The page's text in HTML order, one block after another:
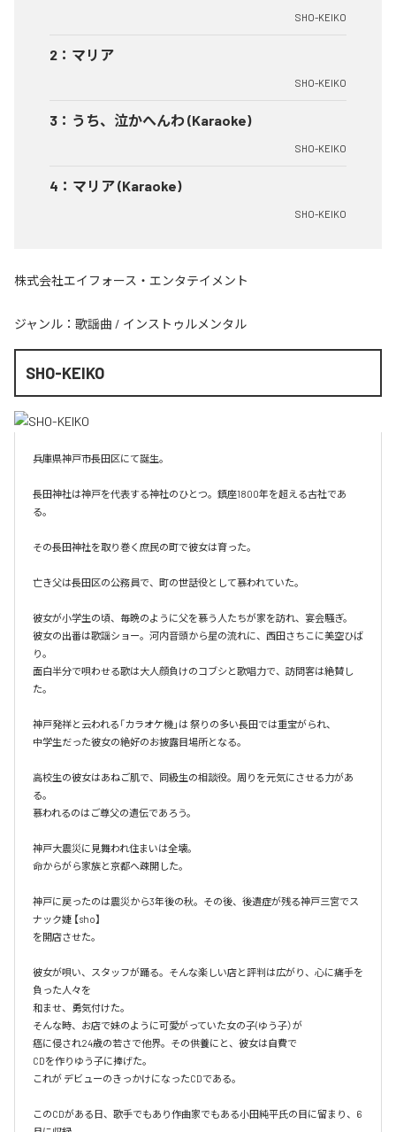
SHO-KEIKO
2 ： マリア
SHO-KEIKO
3 ： うち、泣かへんわ (Karaoke)
SHO-KEIKO
4 ： マリア (Karaoke)
SHO-KEIKO
株式会社エイフォース・エンタテイメント
ジャンル： 歌謡曲 / インストゥルメンタル
SHO-KEIKO
兵庫県神戸市長田区にて誕生。
長田神社は神戸を代表する神社のひとつ。鎮座1800年を超える古社であ
る。
その長田神社を取り巻く庶民の町で彼女は育った。
亡き父は長田区の公務員で、町の世話役として慕われていた。
彼女が小学生の頃、毎晩のように父を慕う人たちが家を訪れ、宴会騒ぎ。
彼女の出番は歌謡ショー。河内音頭から星の流れに、西田さちこに美空ひば
り。
面白半分で唄わせる歌は大人顔負けのコブシと歌唱力で、訪問客は絶賛し
た。
神戸発祥と云われる「カラオケ機｣は 祭りの多い長田では重宝がられ、
中学生だった彼女の絶好のお披露目場所となる。
高校生の彼女はあねご肌で、同級生の相談役。周りを元気にさせる力があ
る。
慕われるのはご尊父の遺伝であろう。
神戸大震災に見舞われ住まいは全壊。
命からがら家族と京都へ疎開した。
神戸に戻ったのは震災から3年後の秋。その後、後遺症が残る神戸三宮でス
ナック婕 【sho】
を開店させた。
彼女が唄い、スタッフが踊る。そんな楽しい店と評判は広がり、心に痛手を
負った人々を
和ませ、勇気付けた。
そんな時、お店で妹のように可愛がっていた女の子(ゆう子）が
癌に侵され24歳の若さで他界。その供養にと、彼女は自費で
CDを作りゆう子に捧げた。
これが デビューのきっかけになったCDである。
このCDがある日、歌手でもあり作曲家でもある小田純平氏の目に留まり、6